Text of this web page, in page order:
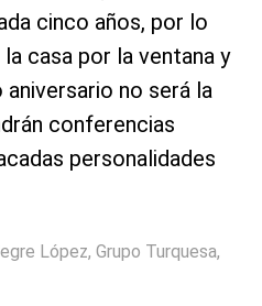
cinco años, por lo
casa por la ventana y
no será la
conferencias
personalidades
López, Grupo Turquesa,